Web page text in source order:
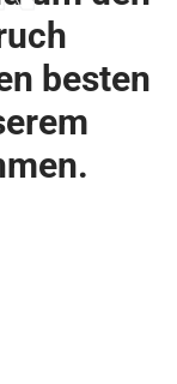
besten